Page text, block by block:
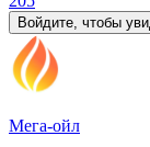
Войдите, чтобы
Мега-ойл